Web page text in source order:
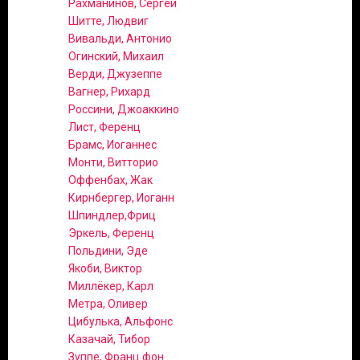
Рахманинов, Сергей
Шитте, Людвиг
Вивальди, Антонио
Огинский, Михаил
Верди, Джузеппе
Вагнер, Рихард
Россини, Джоаккино
Лист, Ференц
Брамс, Иоганнес
Монти, Витторио
Оффенбах, Жак
Кирнбергер, Иоганн
Шпиндлер,Фриц
Эркель, Ференц
Польдини, Эде
Якоби, Виктор
Миллёкер, Карл
Метра, Оливер
Цибулька, Альфонс
Казачай, Тибор
Зуппе, Франц фон